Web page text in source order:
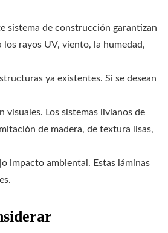
sistema de construcción garantizan
los rayos UV, viento, la humedad,
ya existentes. Si se desean
visuales. Los sistemas livianos de
de madera, de textura lisas,
impacto ambiental. Estas láminas